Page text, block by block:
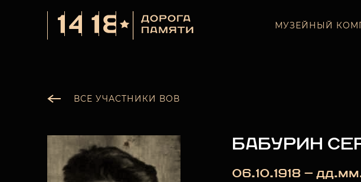
МУЗЕЙНЫЙ
ВСЕ УЧАСТНИКИ ВОВ
БАБУРИН
06.10.1918 —